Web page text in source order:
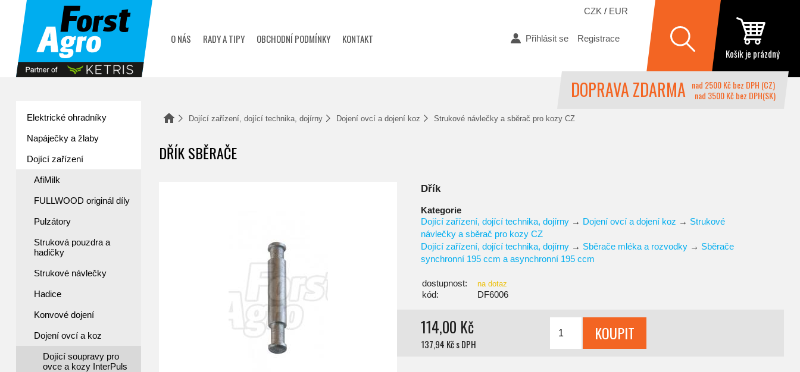
O NÁS RADY A TIPY OBCHODNÍ PODMÍNKY KONTAKT Přihlásit se Registrace
Košík je prázdný
zobrazit obsah košíku
DOPRAVA ZDARMA nad 2500 Kč bez DPH (CZ)
nad 3500 Kč bez DPH(SK)
CZK / EUR
Domů Dojící zařízení, dojící technika, dojírny Dojení ovcí a dojení koz Strukové návlečky a sběrač pro kozy CZ
DŘÍK SBĚRAČE
Dřík
Kategorie
Dojící zařízení, dojící technika, dojírny → Dojení ovcí a dojení koz → Strukové
návlečky a sběrač pro kozy CZ
Dojící zařízení, dojící technika, dojírny → Sběrače mléka a rozvodky → Sběrače
synchronní 195 ccm a asynchronní 195 ccm
dostupnost: na dotaz
kód: DF6006
114,00 Kč
137,94 Kč s DPH
Elektrické ohradníky
Napáječky a žlaby
Dojící zařízení
AfiMilk
FULLWOOD originál díly
Pulzátory
Struková pouzdra a
hadičky
Strukové návlečky
Hadice
Konvové dojení
Dojení ovcí a koz
Dojící soupravy pro
ovce a kozy InterPuls